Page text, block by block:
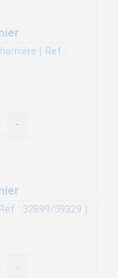
( Ref :
-
: 32899/59329 )
-